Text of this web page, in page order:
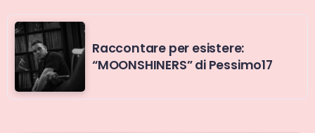
Raccontare per esistere:
“MOONSHINERS” di Pessimo17